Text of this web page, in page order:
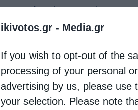
ikivotos.gr - Media.gr
If you wish to opt-out of the
processing of your personal
advertising by us, please use
your selection. Please note
Κυκλοφόρησε πρόσφατα
Σεβασμιωτάτου
τίτλο «Κεφαλληνίας
εκδόσεις
Σεβασμιώτατος